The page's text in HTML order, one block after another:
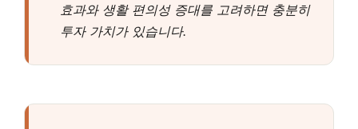
효과와 생활 편의성 증대를 고려하면 충분히
투자 가치가 있습니다.